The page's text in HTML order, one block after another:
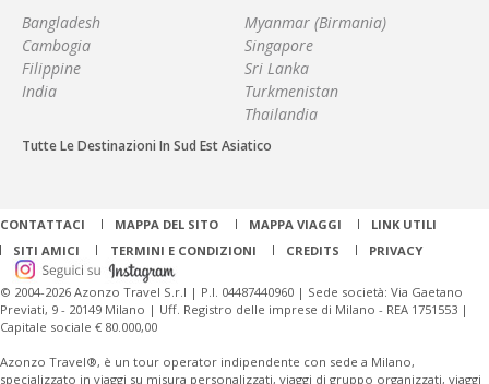
Bangladesh
Cambogia
Filippine
India
Myanmar (Birmania)
Singapore
Sri Lanka
Turkmenistan
Thailandia
Tutte Le Destinazioni In Sud Est Asiatico
CONTATTACI MAPPA DEL SITO MAPPA VIAGGI
LINK UTILI
SITI AMICI
TERMINI E CONDIZIONI CREDITS PRIVACY
© 2004-2026 Azonzo Travel S.r.l | P.I. 04487440960 | Sede società: Via Gaetano
Previati, 9 - 20149 Milano | Uff. Registro delle imprese di Milano - REA 1751553 |
Capitale sociale € 80.000,00
Azonzo Travel®, è un tour operator indipendente con sede a Milano,
specializzato in viaggi su misura personalizzati, viaggi di gruppo organizzati, viaggi